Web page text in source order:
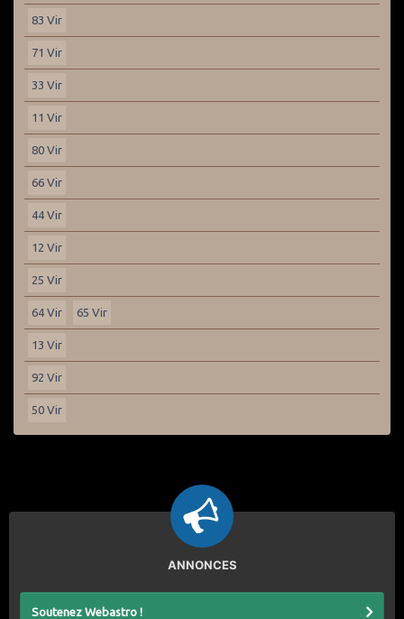
83 Vir
71 Vir
33 Vir
11 Vir
80 Vir
66 Vir
44 Vir
12 Vir
25 Vir
64 Vir 65 Vir
13 Vir
92 Vir
50 Vir
ANNONCES
Soutenez Webastro !